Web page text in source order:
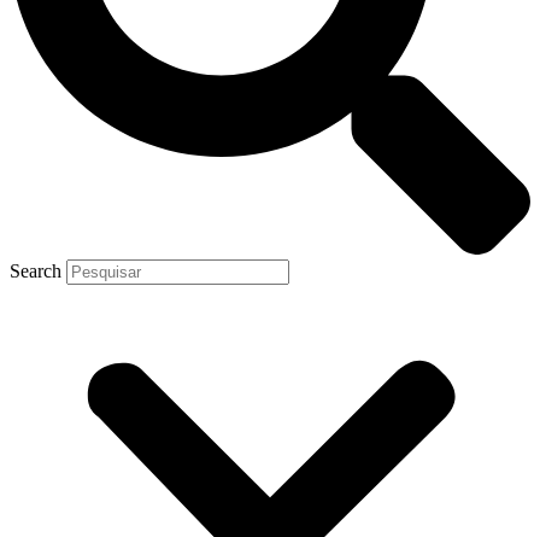
Search